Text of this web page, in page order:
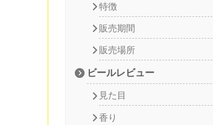
特徴
販売期間
販売場所
ビールレビュー
見た目
香り